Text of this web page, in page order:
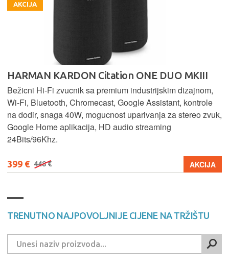
AKCIJA
HARMAN KARDON Citation ONE DUO MKIII
Bežicni Hi-Fi zvucnik sa premium industrijskim dizajnom,
Wi-Fi, Bluetooth, Chromecast, Google Assistant, kontrole
na dodir, snaga 40W, mogucnost uparivanja za stereo zvuk,
Google Home aplikacija, HD audio streaming
24Bits/96Khz.
399 € 448 € AKCIJA
TRENUTNO NAJPOVOLJNIJE CIJENE NA TRŽIŠTU